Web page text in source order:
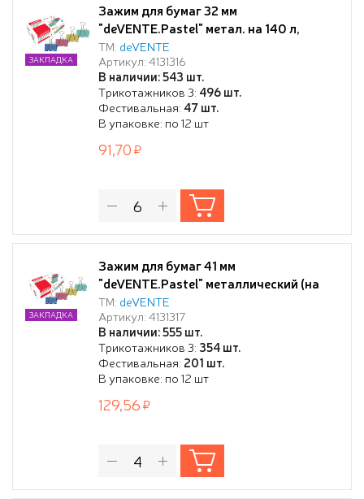
Зажим для бумаг 32 мм
"deVENTE.Pastel" метал. на 140 л,
цветной ассорти, 12 шт в картонной
коробке
ТМ: deVENTE
Артикул: 4131316
В наличии: 543 шт.
Трикотажников 3: 496 шт.
Фестивальная: 47 шт.
В упаковке: по 12 шт
ЗАКЛАДКА
91,70
Зажим для бумаг 41 мм
"deVENTE.Pastel" металлический (на
200 л) цветной ассорти, 12шт
ТМ: deVENTE
Артикул: 4131317
В наличии: 555 шт.
Трикотажников 3: 354 шт.
Фестивальная: 201 шт.
В упаковке: по 12 шт
ЗАКЛАДКА
129,56